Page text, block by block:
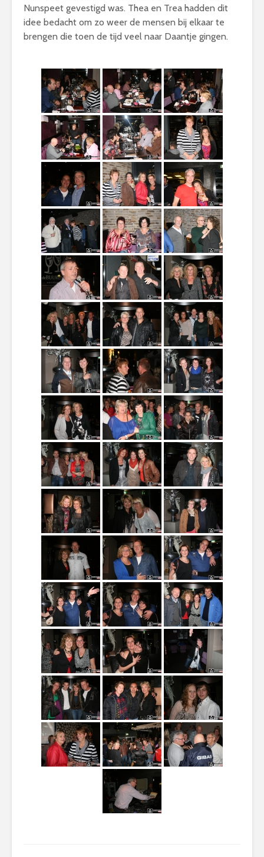
Nunspeet gevestigd was. Thea en Trea hadden dit
idee bedacht om zo weer de mensen bij elkaar te
brengen die toen de tijd veel naar Daantje gingen.